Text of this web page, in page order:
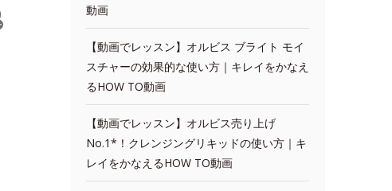
動画
【動画でレッスン】オルビス ブライト モイ
スチャーの効果的な使い方｜キレイをかなえ
るHOW TO動画
【動画でレッスン】オルビス売り上げ
No.1*！クレンジングリキッドの使い方｜キ
レイをかなえるHOW TO動画